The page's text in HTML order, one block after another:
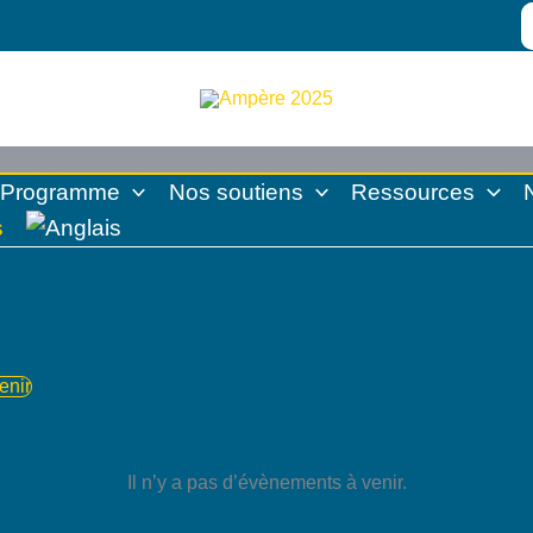
Programme Nos soutiens Ressources
Il n’y a pas d’évènements à venir.